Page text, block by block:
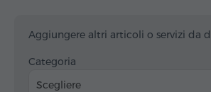
Aggiungere altri articoli o servizi da
Categoria
Scegliere